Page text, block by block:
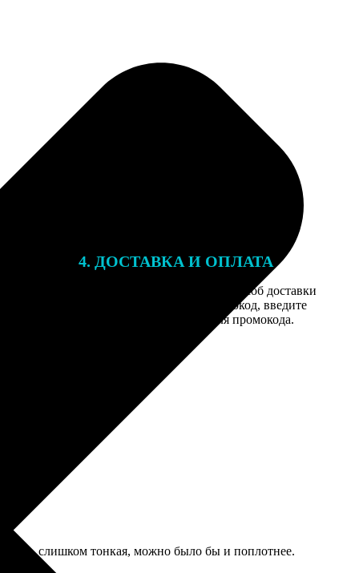
После
на email с
заказ
для
4. ДОСТАВКА И ОПЛАТА
Введите адрес и выберите способ доставки
заказа. Если у вас есть промокод, введите
его в специальное поле для промокода.
слишком тонкая, можно было бы и поплотнее.